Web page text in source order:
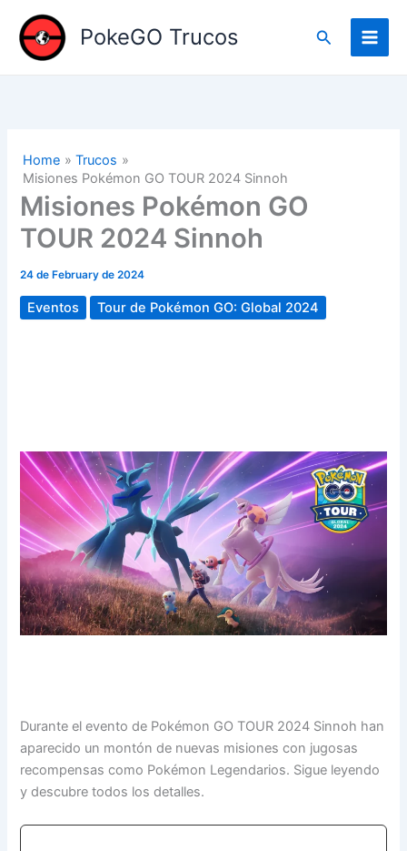
content
PokeGO Trucos Search
Home
Trucos
Misiones Pokémon GO TOUR 2024 Sinnoh
Misiones Pokémon GO
TOUR 2024 Sinnoh
24 de February de 2024
Eventos Tour de Pokémon GO: Global 2024
Durante el evento de Pokémon GO TOUR 2024 Sinnoh han
aparecido un montón de nuevas misiones con jugosas
recompensas como Pokémon Legendarios. Sigue leyendo
y descubre todos los detalles.